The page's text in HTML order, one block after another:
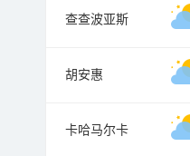
查查波亚斯
胡安惠
卡哈马尔卡